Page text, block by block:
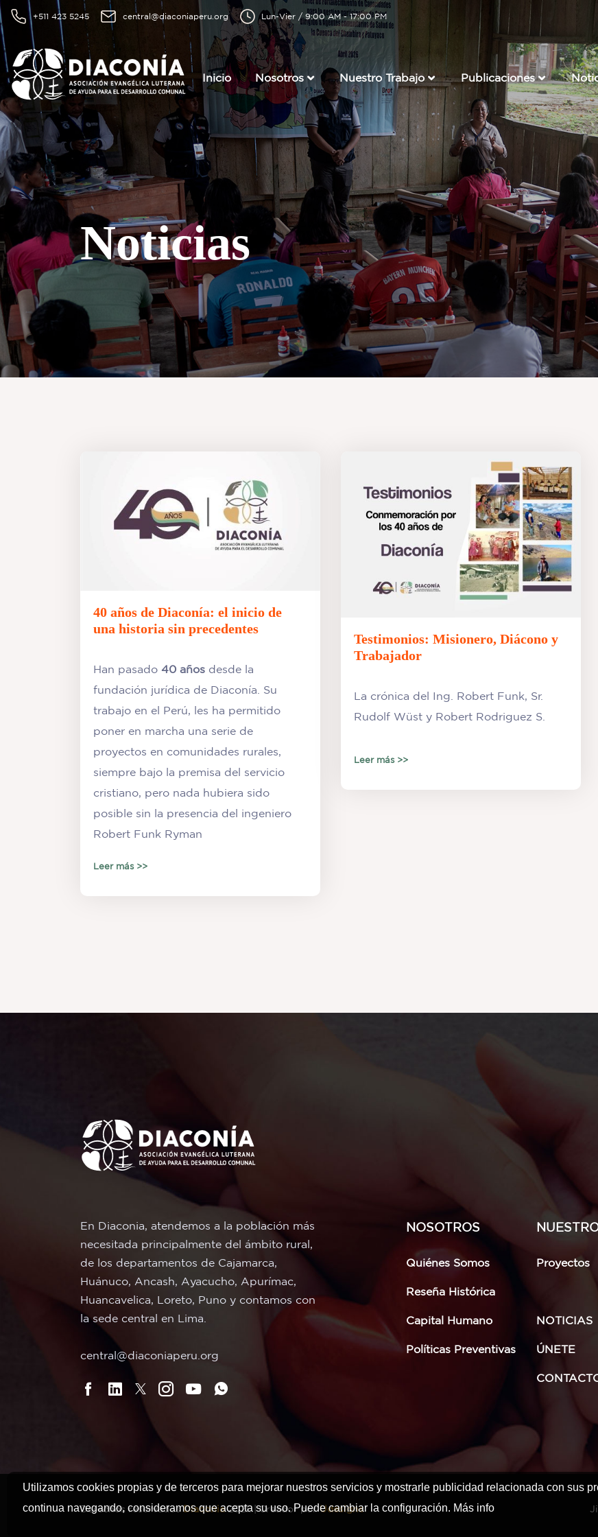
+511 423 5245 central@diaconiaperu.org Lun-Vier / 9:00 AM - 17:00 PM
Inicio Nosotros Nuestro Trabajo Publicaciones
Noticias
40 años de Diaconía: el inicio de
una historia sin precedentes
Han pasado 40 años desde la
fundación jurídica de Diaconía. Su
trabajo en el Perú, les ha permitido
poner en marcha una serie de
proyectos en comunidades rurales,
siempre bajo la premisa del servicio
cristiano, pero nada hubiera sido
posible sin la presencia del ingeniero
Robert Funk Ryman
Leer más >>
Testimonios: Misionero, Diácono y
Trabajador
La crónica del Ing. Robert Funk, Sr.
Rudolf Wüst y Robert Rodriguez S.
Leer más >>
En Diaconia, atendemos a la población más
necesitada principalmente del ámbito rural,
de los departamentos de Cajamarca,
Huánuco, Ancash, Ayacucho, Apurímac,
Huancavelica, Loreto, Puno y contamos con
la sede central en Lima.
central@diaconiaperu.org
NOSOTROS
Quiénes Somos
Reseña Histórica
Capital Humano
Políticas Preventivas
Proyectos
NOTICIAS
ÚNETE
Derechos reservadosDiaconia2021. | Creador porUdesigns
Utilizamos cookies propias y de terceros para mejorar nuestros servicios y mostrarle publicidad relacionada con sus
continua navegando, consideramos que acepta su uso. Puede cambiar la configuración. Más info